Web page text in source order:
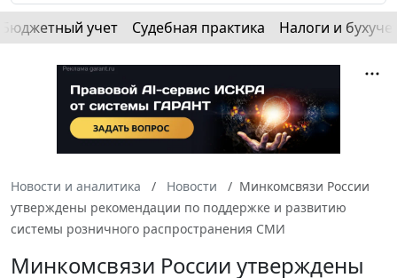
Бюджетный учет Судебная практика Налоги и
Новости и аналитика Новости
Минкомсвязи России
утверждены рекомендации по поддержке и развитию
системы розничного распространения СМИ
Минкомсвязи России утверждены